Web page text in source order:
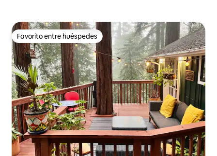
Favorito entre huéspedes
Favorito entre huéspedes